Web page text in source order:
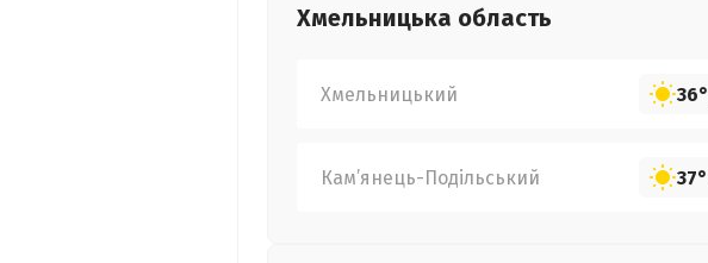
Хмельницька область
Хмельницький 36°
Кам’янець-Подільський 37°